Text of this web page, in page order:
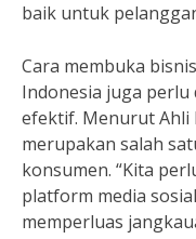
baik untuk
Cara membuka
Indonesia juga
efektif. Menurut Ahli
merupakan salah
konsumen. “Kita
platform media
memperluas